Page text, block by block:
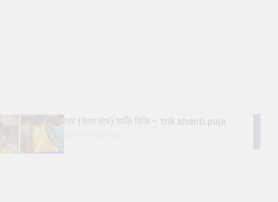
त्रिक/त्रीतर (तेतर दोष) शांति विधि – trik shanti puja